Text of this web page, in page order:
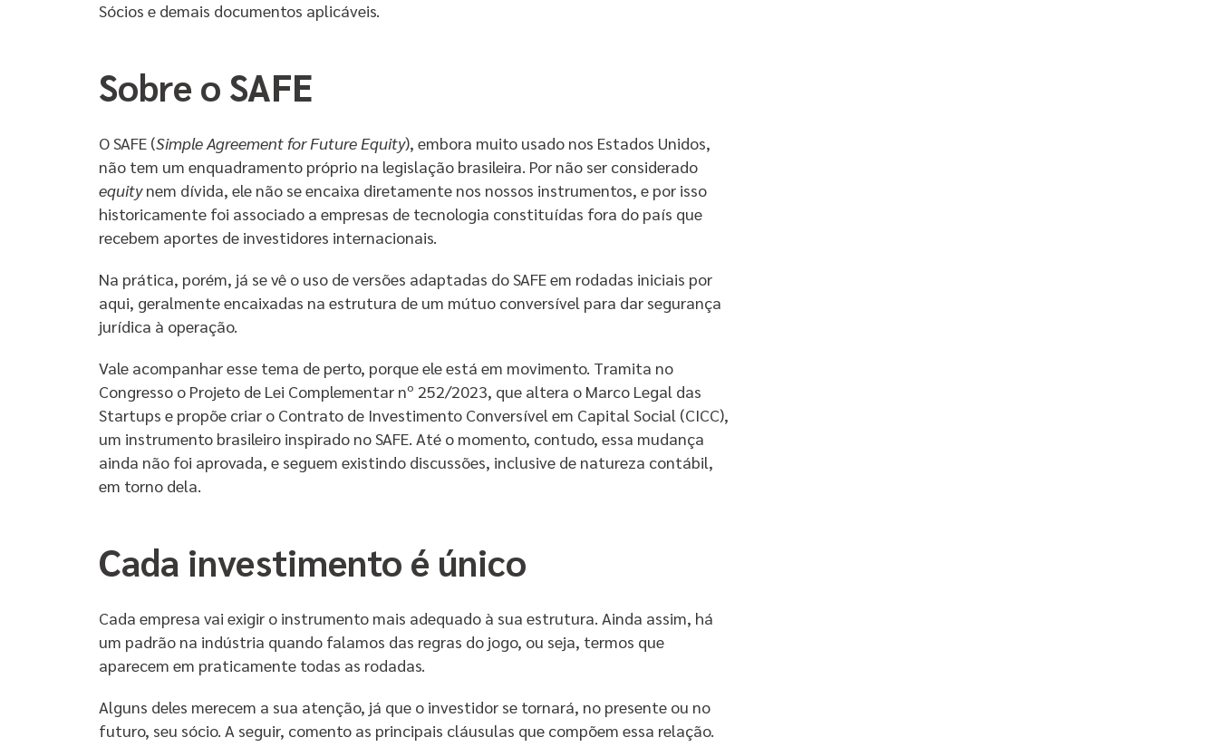
Sócios e demais documentos aplicáveis.
Sobre o SAFE
O SAFE (Simple Agreement for Future Equity), embora muito usado nos Estados Unidos,
não tem um enquadramento próprio na legislação brasileira. Por não ser considerado
equitynem dívida, ele não se encaixa diretamente nos nossos instrumentos, e por isso
historicamente foi associado a empresas de tecnologia constituídas fora do país que
recebem aportes de investidores internacionais.
Na prática, porém, já se vê o uso de versões adaptadas do SAFE em rodadas iniciais por
aqui, geralmente encaixadas na estrutura de um mútuo conversível para dar segurança
jurídica à operação.
Vale acompanhar esse tema de perto, porque ele está em movimento. Tramita no
Congresso o Projeto de Lei Complementar nº 252/2023, que altera o Marco Legal das
Startups e propõe criar o Contrato de Investimento Conversível em Capital Social (CICC),
um instrumento brasileiro inspirado no SAFE. Até o momento, contudo, essa mudança
ainda não foi aprovada, e seguem existindo discussões, inclusive de natureza contábil,
em torno dela.
Cada investimento é único
Cada empresa vai exigir o instrumento mais adequado à sua estrutura. Ainda assim, há
um padrão na indústria quando falamos das regras do jogo, ou seja, termos que
aparecem em praticamente todas as rodadas.
Alguns deles merecem a sua atenção, já que o investidor se tornará, no presente ou no
futuro, seu sócio. A seguir, comento as principais cláusulas que compõem essa relação.